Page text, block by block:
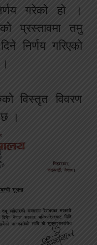
गरेको हो ।
प्रस्तावमा तमु
निर्णय गरिएको
विस्तृत विवरण
।